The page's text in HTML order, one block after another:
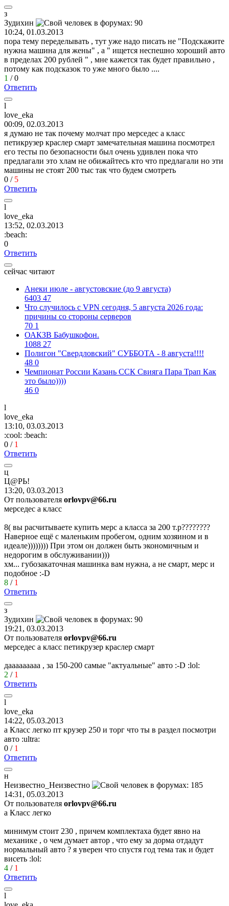
з
Зудихин
10:24, 01.03.2013
пора тему переделывать , тут уже надо писать не "Подскажите
нужна машина для жены" , а " ищется неспешно хороший авто
в пределах 200 рублей " , мне кажется так будет правильно ,
потому как подсказок то уже много было ....
1 /0
Ответить
l
love_eka
00:09, 02.03.2013
я думаю не так почему молчат про мерседес а класс
петикрузер краслер смарт замечательная машина посмотрел
его тесты по безопасности был очень удивлен пока что
предлагали это хлам не обижайтесь кто что предлагали но эти
машины не стоят 200 тыс так что будем смотреть
0 / 5
Ответить
l
love_eka
13:52, 02.03.2013
:beach:
0
Ответить
сейчас читают
Анеки июле - августовские (до 9 августа)
6403 47
Что случилось с VPN сегодня, 5 августа 2026 года:
причины со стороны серверов
70 1
ОАКЗВ Бабушкофон.
1088 27
Полигон "Свердловский" СУББОТА - 8 августа!!!!
48 0
Чемпионат России Казань ССК Свияга Пара Трап Как
это было))))
46 0
l
love_eka
13:10, 03.03.2013
:cool: :beach:
0 / 1
Ответить
ц
Ц@РЬ!
13:20, 03.03.2013
От пользователя orlovpv@66.ru
мерседес а класс
8( вы расчитываете купить мерс а класса за 200 т.р????????
Наверное ещё с маленьким пробегом, одним хозяином и в
идеале)))))))) При этом он должен быть экономичным и
недорогим в обслуживании)))
хм... губозакаточная машинка вам нужна, а не смарт, мерс и
подобное :-D
8 / 1
Ответить
з
Зудихин
19:21, 03.03.2013
От пользователя orlovpv@66.ru
мерседес а класс петикрузер краслер смарт
дааааааааа , за 150-200 самые "актуальные" авто :-D :lol:
2 / 1
Ответить
l
love_eka
14:22, 05.03.2013
a Класс легко пт крузер 250 и торг что ты в раздел посмотри
авто :ultra:
0 / 1
Ответить
н
Неизвестно Неизвестно
14:31, 05.03.2013
От пользователя orlovpv@66.ru
a Класс легко
минимум стоит 230 , причем комплектаха будет явно на
механике , о чем думает автор , что ему за дорма отдадут
нормальный авто ? я уверен что спустя год тема так и будет
висеть :lol:
4 / 1
Ответить
l